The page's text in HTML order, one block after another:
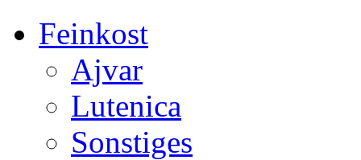
Feinkost
Ajvar
Lutenica
Sonstiges